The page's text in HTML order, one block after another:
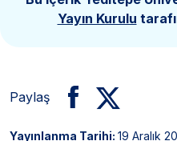
Yayın Kurulu
Paylaş
Yayınlanma Tarihi: 19 Aralık